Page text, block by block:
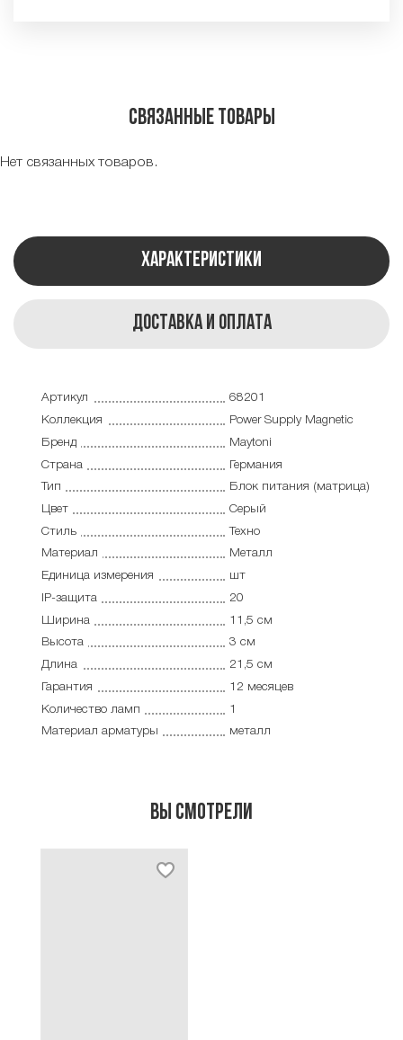
Связанные товары
Нет связанных товаров.
Характеристики
Доставка и оплата
Артикул
68201
Коллекция
Power Supply Magnetic
Бренд
Maytoni
Страна
Германия
Тип
Блок питания (матрица)
Цвет
Серый
Стиль
Техно
Материал
Металл
Единица измерения
шт
IP-защита
20
Ширина
11,5 см
Высота
3 см
Длина
21,5 см
Гарантия
12 месяцев
Количество ламп
1
Материал арматуры
металл
Вы смотрели